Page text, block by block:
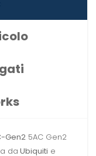
Gen2 5AC Gen2
da Ubiquiti e